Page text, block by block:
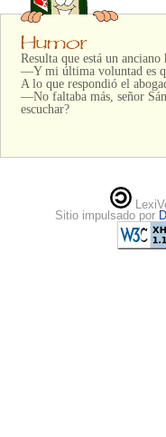
Resulta que está un
—Y mi última voluntad es
A lo que respondió el
—No faltaba más, señor
escuchar?
Sitio impulsado por